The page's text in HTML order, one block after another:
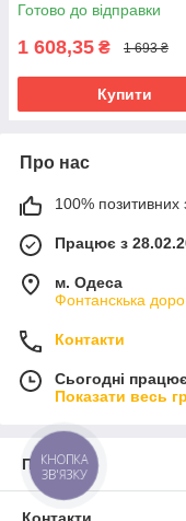
Готово до відправки
1 608,35 ₴ 1 693 ₴
Купити
Про нас
100% позитивних
Працює з
м. Одеса
Фонтанскька
Контакти
Сьогодні
Показати весь
Про нас
КНОПКА
ЗВ'ЯЗКУ